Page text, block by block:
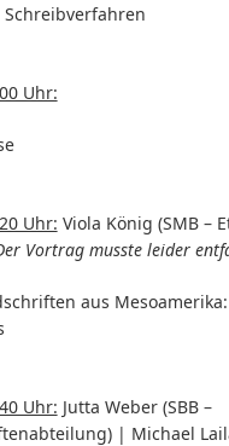
Uhr:
Uhr: Viola König (SMB –
Vortrag musste leider
aus Mesoamerika:
Uhr: Jutta Weber (SBB –
| Michael